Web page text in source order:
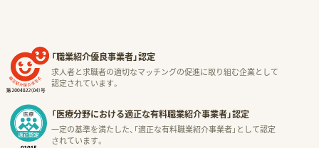
「職業紹介優良事業者」認定
求人者と求職者の適切なマッチングの促進に取り組む企業として
認定されています。
「医療分野における適正な有料職業紹介事業者」認定
一定の基準を満たした、「適正な有料職業紹介事業者」として認定
されています。